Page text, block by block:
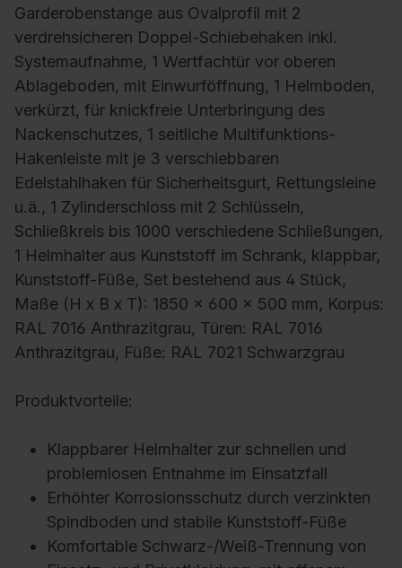
Garderobenstange aus Ovalprofil mit 2
verdrehsicheren Doppel-Schiebehaken inkl.
Systemaufnahme, 1 Wertfachtür vor oberen
Ablageboden, mit Einwurföffnung, 1 Helmboden,
verkürzt, für knickfreie Unterbringung des
Nackenschutzes, 1 seitliche Multifunktions-
Hakenleiste mit je 3 verschiebbaren
Edelstahlhaken für Sicherheitsgurt, Rettungsleine
u.ä., 1 Zylinderschloss mit 2 Schlüsseln,
Schließkreis bis 1000 verschiedene Schließungen,
1 Helmhalter aus Kunststoff im Schrank, klappbar,
Kunststoff-Füße, Set bestehend aus 4 Stück,
Maße (H x B x T): 1850 x 600 x 500 mm, Korpus:
RAL 7016 Anthrazitgrau, Türen: RAL 7016
Anthrazitgrau, Füße: RAL 7021 Schwarzgrau
Produktvorteile:
Klappbarer Helmhalter zur schnellen und
problemlosen Entnahme im Einsatzfall
Erhöhter Korrosionsschutz durch verzinkten
Spindboden und stabile Kunststoff-Füße
Komfortable Schwarz-/Weiß-Trennung von